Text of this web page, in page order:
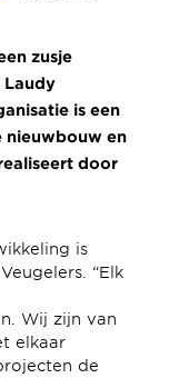
zusje
Laudy
is een
en
door
is
“Elk
Wij zijn van
elkaar
de